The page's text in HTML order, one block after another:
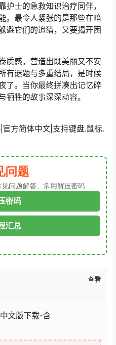
护士的急救知识治疗同伴，
。最令人紧张的是那些在暗
避它们的追猎，又要揭开困
质感，营造出既美丽又不安
有谜题与多重结局，是时候
了。当你最终拼凑出记忆碎
牺牲的故事深深动容。
方简体中文|支持键盘.鼠标.
问题
问题解答、常用解压密码
密码
汇总
查看
文版下载-含